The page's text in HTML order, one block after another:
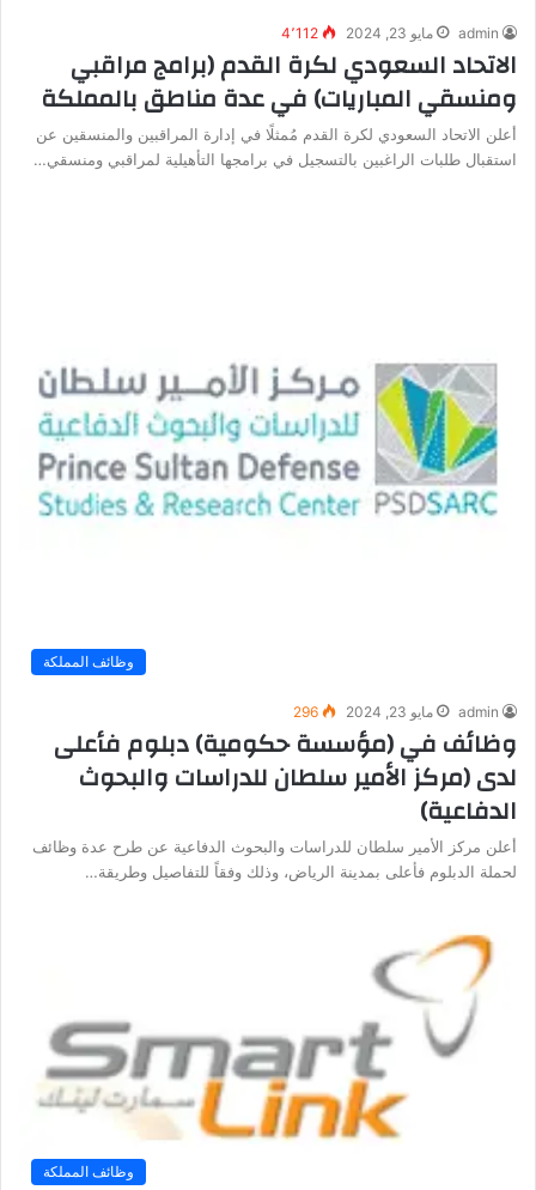
admin مايو 23, 2024 4٬112
الاتحاد السعودي لكرة القدم (برامج مراقبي
ومنسقي المباريات) في عدة مناطق بالمملكة
أعلن الاتحاد السعودي لكرة القدم مُمثلًا في إدارة المراقبين والمنسقين عن
استقبال طلبات الراغبين بالتسجيل في برامجها التأهيلية لمراقبي ومنسقي…
وظائف المملكة
admin مايو 23, 2024 296
وظائف في (مؤسسة حكومية) دبلوم فأعلى
لدى (مركز الأمير سلطان للدراسات والبحوث
الدفاعية)
أعلن مركز الأمير سلطان للدراسات والبحوث الدفاعية عن طرح عدة وظائف
لحملة الدبلوم فأعلى بمدينة الرياض، وذلك وفقاً للتفاصيل وطريقة…
وظائف المملكة